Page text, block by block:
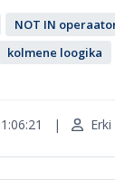
NOT IN
kolmene loogika
|